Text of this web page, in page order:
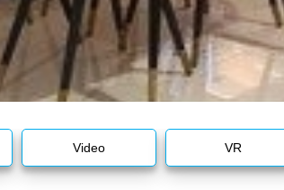
Video VR